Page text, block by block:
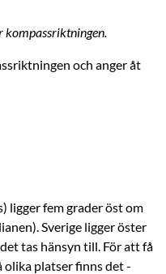
och anger åt
ligger fem grader öst om
Sverige ligger öster
tas hänsyn till. För att få
olika platser finns det